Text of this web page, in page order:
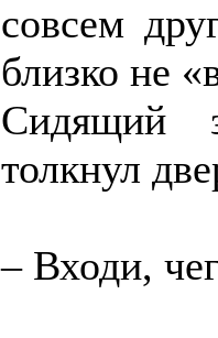
совсем
близко не
Сидящий
толкнул
– Входи,